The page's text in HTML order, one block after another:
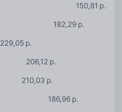
150,81 р.
182,29 р.
229,05 р.
206,12 р.
210,03 р.
186,96 р.